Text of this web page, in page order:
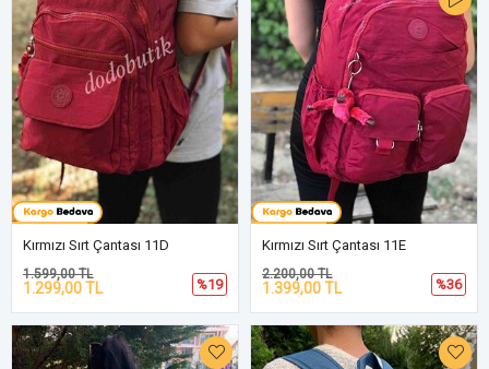
Kırmızı Sırt Çantası 11D
1.299,00 TL
1.599,00 TL
%19
Kırmızı Sırt Çantası 11E
1.399,00 TL
2.200,00 TL
%36